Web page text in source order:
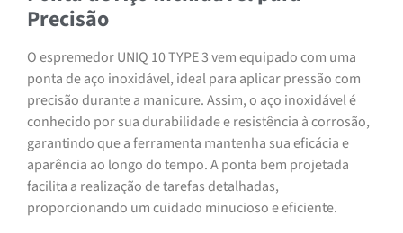
Precisão
O espremedor UNIQ 10 TYPE 3 vem equipado com uma
ponta de aço inoxidável, ideal para aplicar pressão com
precisão durante a manicure. Assim, o aço inoxidável é
conhecido por sua durabilidade e resistência à corrosão,
garantindo que a ferramenta mantenha sua eficácia e
aparência ao longo do tempo. A ponta bem projetada
facilita a realização de tarefas detalhadas,
proporcionando um cuidado minucioso e eficiente.